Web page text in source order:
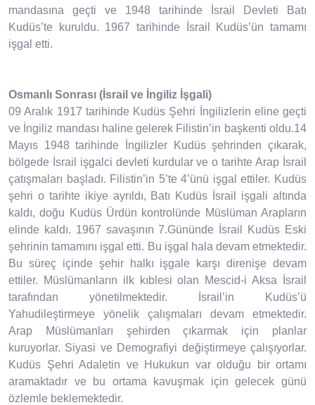
mandasına geçti ve 1948 tarihinde İsrail Devleti Batı
Kudüs’te kuruldu. 1967 tarihinde İsrail Kudüs’ün tamamı
işgal etti.
Osmanlı Sonrası (İsrail ve İngiliz İşgali)
09 Aralık 1917 tarihinde Kudüs Şehri İngilizlerin eline geçti
ve İngiliz mandası haline gelerek Filistin’in başkenti oldu.14
Mayıs 1948 tarihinde İngilizler Kudüs şehrinden çıkarak,
bölgede İsrail işgalci devleti kurdular ve o tarihte Arap İsrail
çatışmaları başladı. Filistin’in 5’te 4’ünü işgal ettiler. Kudüs
şehri o tarihte ikiye ayrıldı, Batı Kudüs İsrail işgali altında
kaldı, doğu Kudüs Ürdün kontrolünde Müslüman Arapların
elinde kaldı. 1967 savaşının 7.Gününde İsrail Kudüs Eski
şehrinin tamamını işgal etti. Bu işgal hala devam etmektedir.
Bu süreç içinde şehir halkı işgale karşı direnişe devam
ettiler. Müslümanların ilk kıblesi olan Mescid-i Aksa İsrail
tarafından yönetilmektedir. İsrail’in Kudüs’ü
Yahudileştirmeye yönelik çalışmaları devam etmektedir.
Arap Müslümanları şehirden çıkarmak için planlar
kuruyorlar. Siyasi ve Demografiyi değiştirmeye çalışıyorlar.
Kudüs Şehri Adaletin ve Hukukun var olduğu bir ortamı
aramaktadır ve bu ortama kavuşmak için gelecek günü
özlemle beklemektedir.